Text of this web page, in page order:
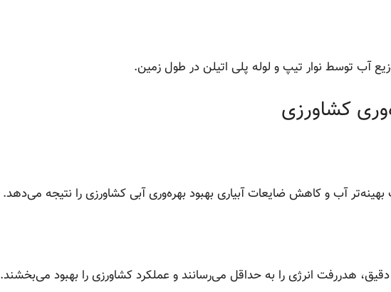
آب توسط نوار تیپ و لوله پلی اتیلن در طول زمین.
آب و کاهش ضایعات آبیاری بهبود بهره‌وری آبی کشاورزی را نتیجه می‌دهد.
دقیق، هدررفت انرژی را به حداقل می‌رسانند و عملکرد کشاورزی را بهبود می‌بخشند.